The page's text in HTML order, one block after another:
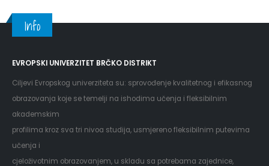
Info
EVROPSKI UNIVERZITET BRČKO DISTRIKT
Ciljevi Evropskog univerziteta su: sprovođenje kvalitetnog i efikasnog
obrazovanja koje se temelji na ishodima učenja i fleksibilnim
akademskim
profilima kroz sva tri nivoa studija, usmjereno fleksibilnim putevima
učenja i
cjeloživotnim obrazovanjem, u skladu sa potrebama zajednice,